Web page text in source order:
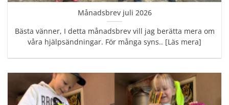
Månadsbrev juli 2026
Bästa vänner, I detta månadsbrev vill jag berätta mera om
våra hjälpsändningar. För många syns.. [Läs mera]